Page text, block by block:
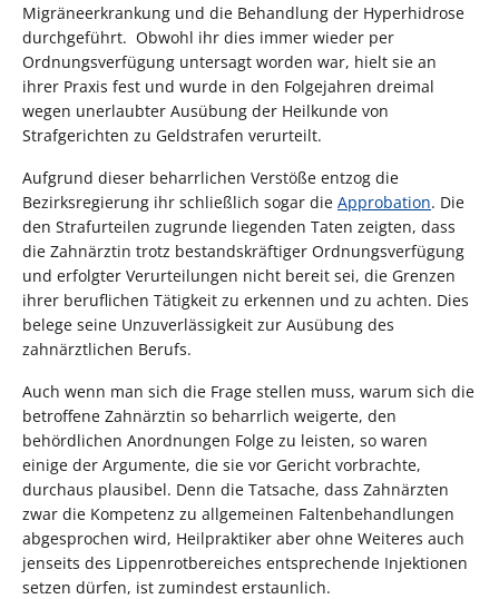
Migräneerkrankung und die Behandlung der Hyperhidrose
durchgeführt. Obwohl ihr dies immer wieder per
Ordnungsverfügung untersagt worden war, hielt sie an
ihrer Praxis fest und wurde in den Folgejahren dreimal
wegen unerlaubter Ausübung der Heilkunde von
Strafgerichten zu Geldstrafen verurteilt.
Aufgrund dieser beharrlichen Verstöße entzog die
Bezirksregierung ihr schließlich sogar die Approbation. Die
den Strafurteilen zugrunde liegenden Taten zeigten, dass
die Zahnärztin trotz bestandskräftiger Ordnungsverfügung
und erfolgter Verurteilungen nicht bereit sei, die Grenzen
ihrer beruflichen Tätigkeit zu erkennen und zu achten. Dies
belege seine Unzuverlässigkeit zur Ausübung des
zahnärztlichen Berufs.
Auch wenn man sich die Frage stellen muss, warum sich die
betroffene Zahnärztin so beharrlich weigerte, den
behördlichen Anordnungen Folge zu leisten, so waren
einige der Argumente, die sie vor Gericht vorbrachte,
durchaus plausibel. Denn die Tatsache, dass Zahnärzten
zwar die Kompetenz zu allgemeinen Faltenbehandlungen
abgesprochen wird, Heilpraktiker aber ohne Weiteres auch
jenseits des Lippenrotbereiches entsprechende Injektionen
setzen dürfen, ist zumindest erstaunlich.